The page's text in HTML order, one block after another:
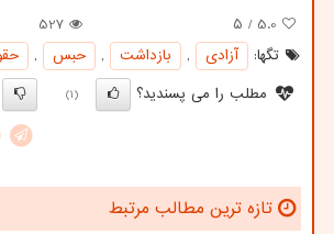
5.0 / ۵
527
تگها:
آزادی , بازداشت , حبس ,
مطلب را می پسندید؟
(1)
تازه ترین مطالب مرتبط